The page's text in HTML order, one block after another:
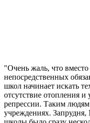
"Очень жаль, что
непосредственных
школ начинает искать
отсутствие отопления
репрессии. Таким людям
учреждениях. Запрудня,